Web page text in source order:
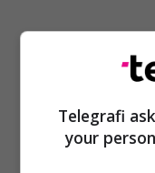
Telegrafi
your